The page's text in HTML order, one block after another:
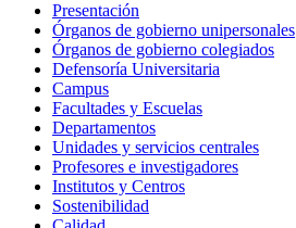
Presentación
Órganos de gobierno unipersonales
Órganos de gobierno colegiados
Defensoría Universitaria
Campus
Facultades y Escuelas
Departamentos
Unidades y servicios centrales
Profesores e investigadores
Institutos y Centros
Sostenibilidad